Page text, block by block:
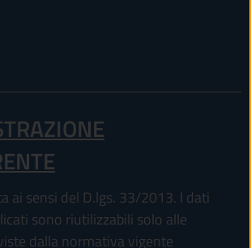
ai sensi del D.lgs. 33/2013. I dati
sono riutilizzabili solo alle
dalla normativa vigente